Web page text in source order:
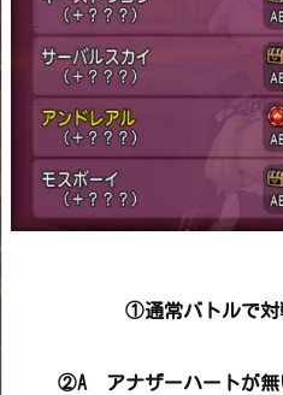
①通常バトルで対
②A アナザーハートが無